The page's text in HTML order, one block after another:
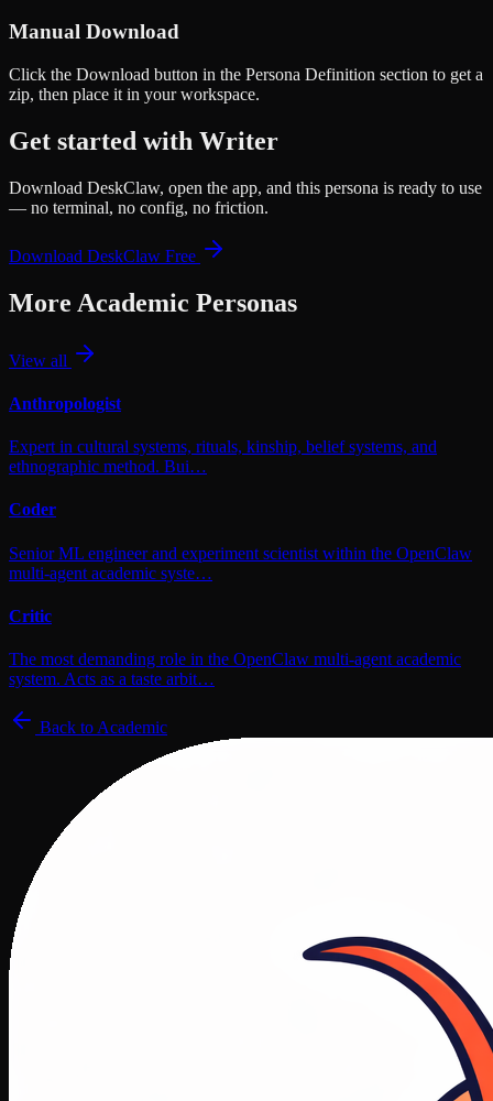
Manual Download
Click the Download button in the Persona Definition section to get a
zip, then place it in your workspace.
Get started with Writer
Download DeskClaw, open the app, and this persona is ready to use
— no terminal, no config, no friction.
Download DeskClaw Free
More Academic Personas
View all
Anthropologist
Expert in cultural systems, rituals, kinship, belief systems, and
ethnographic method. Bui…
Coder
Senior ML engineer and experiment scientist within the OpenClaw
multi-agent academic syste…
Critic
The most demanding role in the OpenClaw multi-agent academic
system. Acts as a taste arbit…
Back to Academic